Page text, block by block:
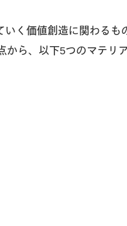
く価値創造に関わるも
ら、以下5つのマテリ